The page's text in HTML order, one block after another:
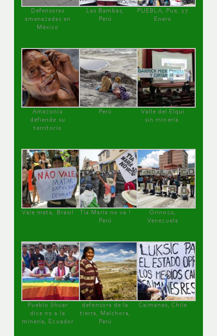
Defensoras
amenazadas en
México
Las Bambas,
Perú
PUEBLA, Pue, 27
Enero
Amazonía
defiende su
territorio
Perú
Valle del Elqui
sin minería.
Vale mata, Brasil
Tía María no va !
Perú
Orinoco,
Venezuela
Pueblo Shuar
dice no a la
minería, Ecuador
defensora de la
tierra, Melchora,
Perú
Caimanes, Chile